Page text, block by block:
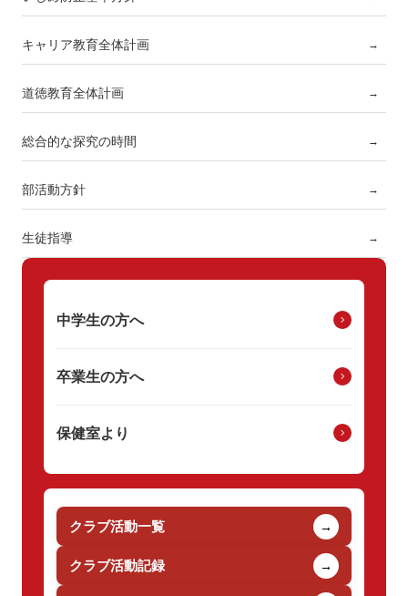
キャリア教育全体計画 →
道徳教育全体計画 →
総合的な探究の時間 →
部活動方針 →
生徒指導 →
中学生の方へ
卒業生の方へ
保健室より
クラブ活動一覧 →
クラブ活動記録 →